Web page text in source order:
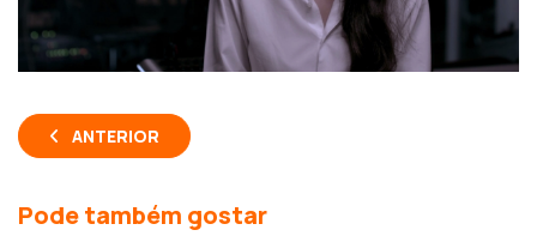
ANTERIOR
Pode também gostar